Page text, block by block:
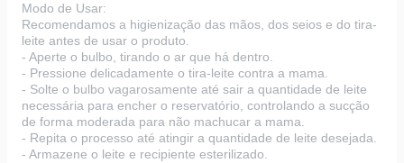
Modo de Usar:
Recomendamos a higienização das mãos, dos seios e do tira-
leite antes de usar o produto.
- Aperte o bulbo, tirando o ar que há dentro.
- Pressione delicadamente o tira-leite contra a mama.
- Solte o bulbo vagarosamente até sair a quantidade de leite
necessária para encher o reservatório, controlando a sucção
de forma moderada para não machucar a mama.
- Repita o processo até atingir a quantidade de leite desejada.
- Armazene o leite e recipiente esterilizado.